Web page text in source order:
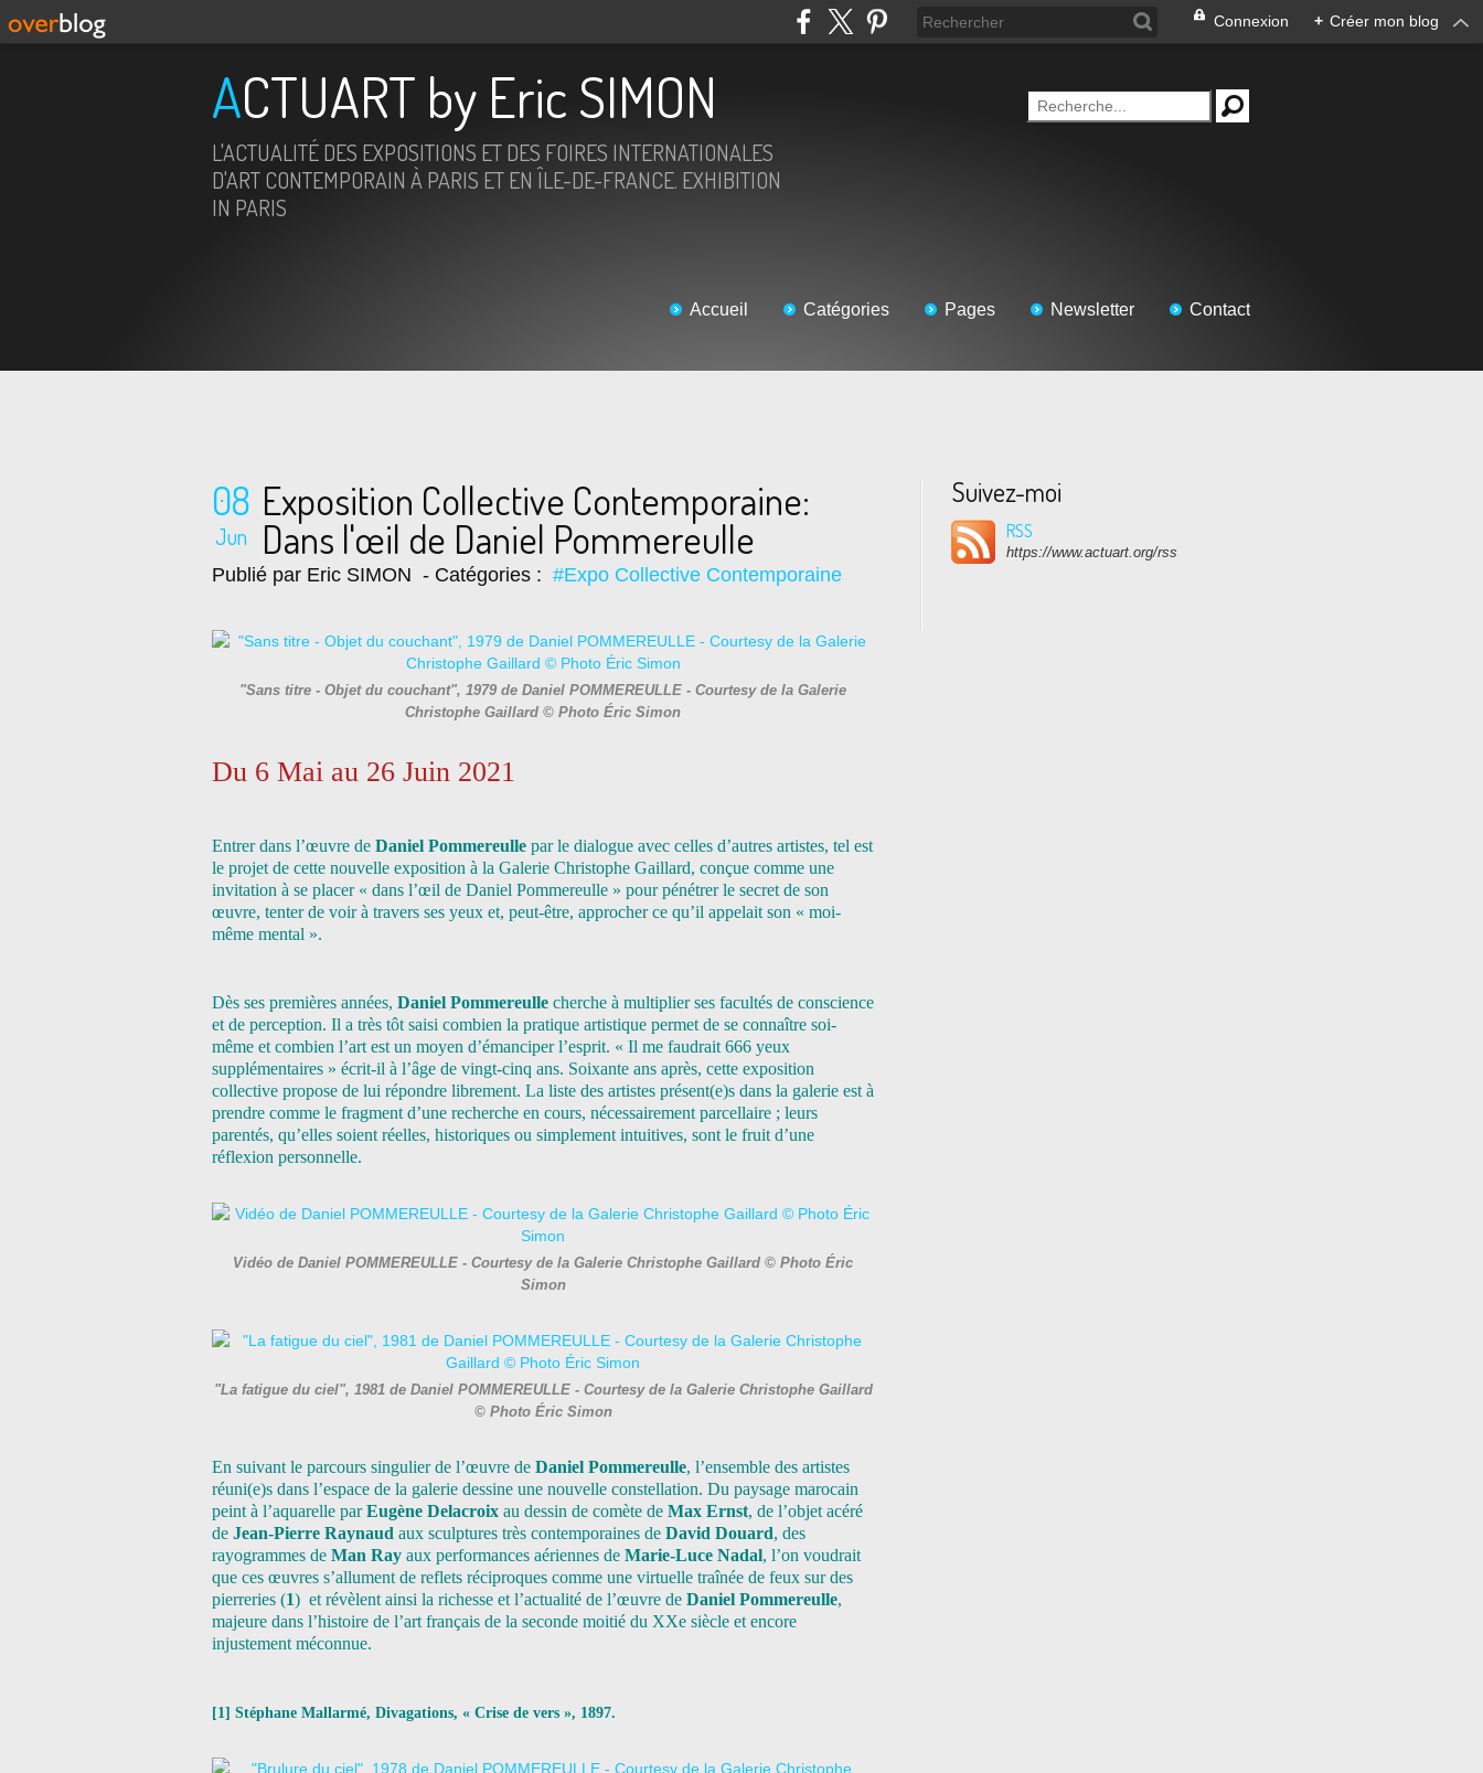
Connexion + Créer mon blog
ACTUART by Eric SIMON
L'ACTUALITÉ DES EXPOSITIONS ET DES FOIRES INTERNATIONALES
D'ART CONTEMPORAIN À PARIS ET EN ÎLE-DE-FRANCE. EXHIBITION
IN PARIS
Accueil Catégories Pages Newsletter Contact
08
Jun
Exposition Collective Contemporaine:
Dans l'œil de Daniel Pommereulle
Publié par Eric SIMON - Catégories : #Expo Collective Contemporaine
"Sans titre - Objet du couchant", 1979 de Daniel POMMEREULLE - Courtesy de la Galerie
Christophe Gaillard © Photo Éric Simon
Du 6 Mai au 26 Juin 2021
Entrer dans l’œuvre de Daniel Pommereulle par le dialogue avec celles d’autres artistes, tel est
le projet de cette nouvelle exposition à la Galerie Christophe Gaillard, conçue comme une
invitation à se placer « dans l’œil de Daniel Pommereulle » pour pénétrer le secret de son
œuvre, tenter de voir à travers ses yeux et, peut-être, approcher ce qu’il appelait son « moi-
même mental ».
Dès ses premières années, Daniel Pommereulle cherche à multiplier ses facultés de conscience
et de perception. Il a très tôt saisi combien la pratique artistique permet de se connaître soi-
même et combien l’art est un moyen d’émanciper l’esprit. « Il me faudrait 666 yeux
supplémentaires » écrit-il à l’âge de vingt-cinq ans. Soixante ans après, cette exposition
collective propose de lui répondre librement. La liste des artistes présent(e)s dans la galerie est à
prendre comme le fragment d’une recherche en cours, nécessairement parcellaire ; leurs
parentés, qu’elles soient réelles, historiques ou simplement intuitives, sont le fruit d’une
réflexion personnelle.
Vidéo de Daniel POMMEREULLE - Courtesy de la Galerie Christophe Gaillard © Photo Éric
Simon
"La fatigue du ciel", 1981 de Daniel POMMEREULLE - Courtesy de la Galerie Christophe Gaillard
© Photo Éric Simon
En suivant le parcours singulier de l’œuvre de Daniel Pommereulle, l’ensemble des artistes
réuni(e)s dans l’espace de la galerie dessine une nouvelle constellation. Du paysage marocain
peint à l’aquarelle parEugène Delacroix au dessin de comète de Max Ernst, de l’objet acéré
de Jean-Pierre Raynaud aux sculptures très contemporaines de David Douard, des
rayogrammes de Man Ray aux performances aériennes de Marie-Luce Nadal, l’on voudrait
que ces œuvres s’allument de reflets réciproques comme une virtuelle traînée de feux sur des
pierreries (1) et révèlent ainsi la richesse et l’actualité de l’œuvre de Daniel Pommereulle,
majeure dans l’histoire de l’art français de la seconde moitié du XXe siècle et encore
injustement méconnue.
[1] Stéphane Mallarmé, Divagations, « Crise de vers », 1897.
Suivez-moi
RSS
https://www.actuart.org/rss